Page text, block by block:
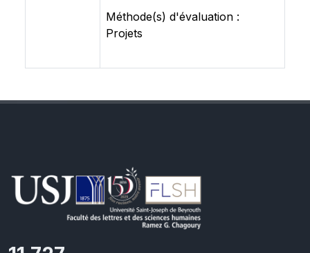
Méthode(s) d'évaluation :
Projets